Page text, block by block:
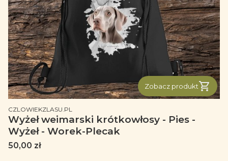
Zobacz produkt
PRODUCENT
CZLOWIEKZLASU.PL
Wyżeł weimarski krótkowłosy - Pies -
Wyżeł - Worek-Plecak
Cena
50,00 zł